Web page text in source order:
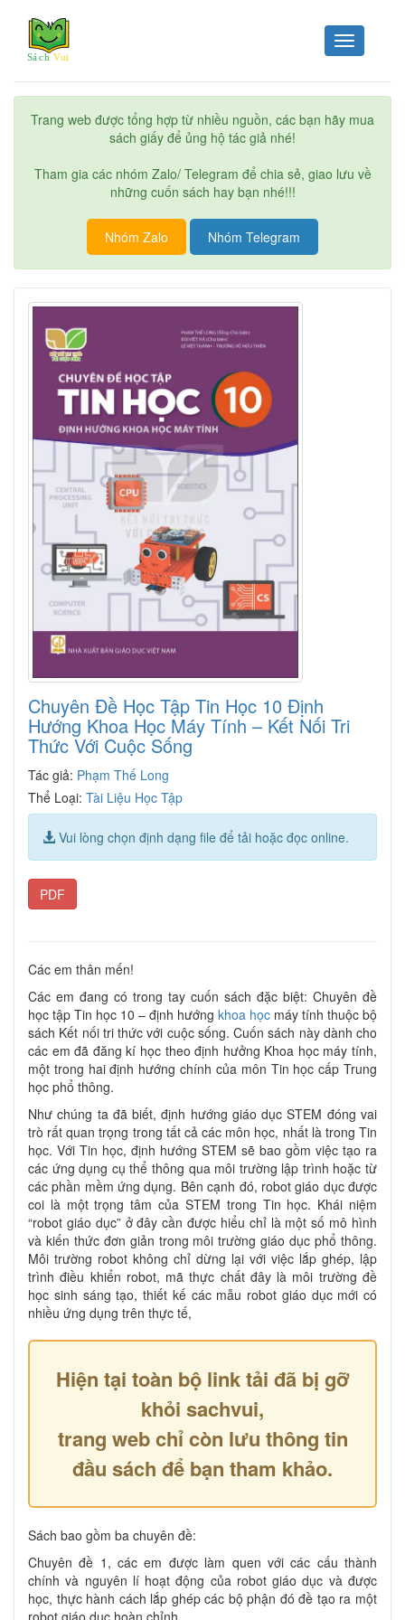
Toggle
navigation
Trang web được tổng hợp từ nhiều nguồn, các bạn hãy mua
sách giấy để ủng hộ tác giả nhé!
Tham gia các nhóm Zalo/ Telegram để chia sẻ, giao lưu về
những cuốn sách hay bạn nhé!!!
Nhóm Zalo Nhóm Telegram
Chuyên Đề Học Tập Tin Học 10 Định
Hướng Khoa Học Máy Tính – Kết Nối Tri
Thức Với Cuộc Sống
Tác giả: Phạm Thế Long
Thể Loại: Tài Liệu Học Tập
Vui lòng chọn định dạng file để tải hoặc đọc online.
PDF
Các em thân mến!
Các em đang có trong tay cuốn sách đặc biệt: Chuyên đề
học tập Tin học 10 – định hướng khoa học máy tính thuộc bộ
sách Kết nối tri thức với cuộc sống. Cuốn sách này dành cho
các em đã đăng kí học theo định hưởng Khoa học máy tính,
một trong hai định hướng chính của môn Tin học cấp Trung
học phổ thông.
Như chúng ta đã biết, định hướng giáo dục STEM đóng vai
trò rất quan trọng trong tất cả các môn học, nhất là trong Tin
học. Với Tin học, định hướng STEM sẽ bao gồm việc tạo ra
các ứng dụng cụ thể thông qua môi trường lập trình hoặc từ
các phần mềm ứng dụng. Bên cạnh đó, robot giáo dục được
coi là một trọng tâm của STEM trong Tin học. Khái niệm
“robot giáo dục” ở đây cần được hiểu chỉ là một số mô hình
và kiến thức đơn giản trong môi trường giáo dục phổ thông.
Môi trường robot không chỉ dừng lại với việc lắp ghép, lập
trình điều khiển robot, mã thực chất đây là môi trường đề
học sinh sáng tạo, thiết kế các mẫu robot giáo dục mới có
nhiều ứng dụng trên thực tế,
Hiện tại toàn bộ link tải đã bị gỡ
khỏi sachvui,
trang web chỉ còn lưu thông tin
đầu sách để bạn tham khảo.
Sách bao gồm ba chuyên đề:
Chuyên đề 1, các em được làm quen với các cấu thành
chính và nguyên lí hoạt động của robot giáo dục và được
học, thực hành cách lắp ghép các bộ phận đó đề tạo ra một
robot giáo dục hoàn chỉnh.